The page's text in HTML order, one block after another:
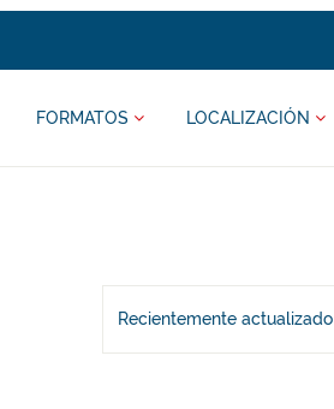
FORMATOS LOCALIZACIÓN
Recientemente actualizado